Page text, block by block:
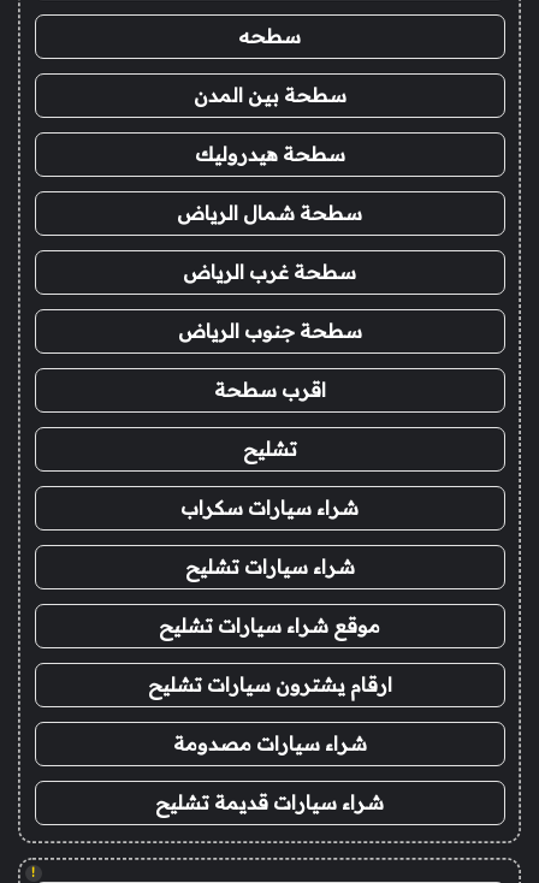
سطحه
سطحة بين المدن
سطحة هيدروليك
سطحة شمال الرياض
سطحة غرب الرياض
سطحة جنوب الرياض
اقرب سطحة
تشليح
شراء سيارات سكراب
شراء سيارات تشليح
موقع شراء سيارات تشليح
ارقام يشترون سيارات تشليح
شراء سيارات مصدومة
شراء سيارات قديمة تشليح
!